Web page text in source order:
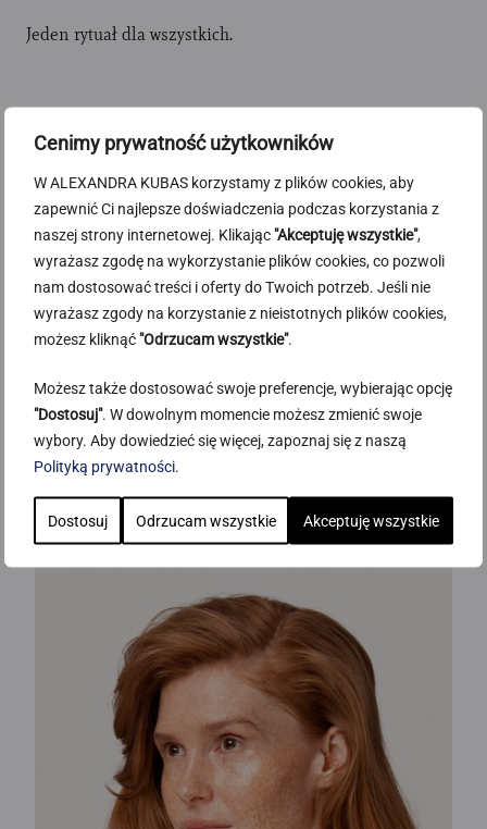
Cenimy prywatność użytkowników
W ALEXANDRA KUBAS korzystamy z plików cookies, aby
zapewnić Ci najlepsze doświadczenia podczas korzystania z
naszej strony internetowej. Klikając "Akceptuję wszystkie",
wyrażasz zgodę na wykorzystanie plików cookies, co pozwoli
nam dostosować treści i oferty do Twoich potrzeb. Jeśli nie
wyrażasz zgody na korzystanie z nieistotnych plików cookies,
możesz kliknąć "Odrzucam wszystkie".
Możesz także dostosować swoje preferencje, wybierając opcję
"Dostosuj". W dowolnym momencie możesz zmienić swoje
wybory. Aby dowiedzieć się więcej, zapoznaj się z naszą
Polityką prywatności
Dostosuj Odrzucam wszystkie Akceptuję wszystkie
Jeden rytuał dla wszystkich.